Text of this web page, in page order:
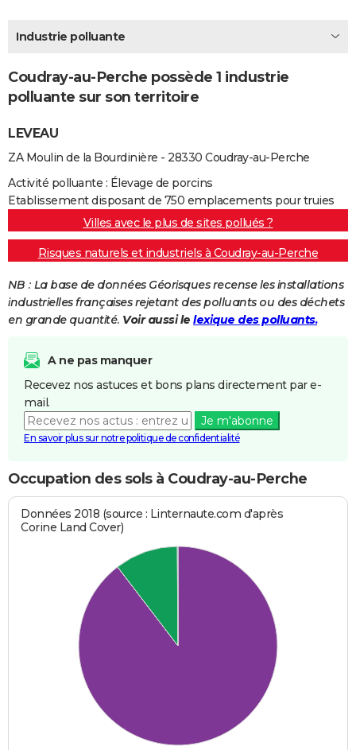
BONS PLANS
Dictionnaire
Biographies
Citations
Expressions
Proverbes
PROGRAMME TV
COPAINS D'AVANT
S'inscrire
Se connecter
Lycées
Collèges
Primaires
Universités
Entreprises
Service militaire
Avis de recherche
Bricolage
Lifestyle
Culture
Sport
Auto
Television
Voyage
Cinema
Industrie polluante
Coudray-au-Perche possède 1 industrie
polluante sur son territoire
LEVEAU
ZA Moulin de la Bourdinière - 28330 Coudray-au-Perche
Activité polluante : Élevage de porcins
Etablissement disposant de 750 emplacements pour truies
Villes avec le plus de sites pollués ?
Risques naturels et industriels à Coudray-au-Perche
NB : La base de données Géorisques recense les installations
industrielles françaises rejetant des polluants ou des déchets
en grande quantité. Voir aussi le lexique des polluants.
A ne pas manquer
Recevez nos astuces et bons plans directement par e-
mail.
Je m'abonne
En savoir plus sur notre politique de confidentialité
Occupation des sols à Coudray-au-Perche
Données 2018 (source : Linternaute.com d'après
Corine Land Cover)